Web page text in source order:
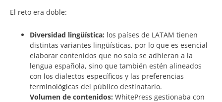
El reto era doble:
Diversidad lingüística: los países de LATAM tienen
distintas variantes lingüísticas, por lo que es esencial
elaborar contenidos que no solo se adhieran a la
lengua española, sino que también estén alineados
con los dialectos específicos y las preferencias
terminológicas del público destinatario.
Volumen de contenidos: WhitePress gestionaba con